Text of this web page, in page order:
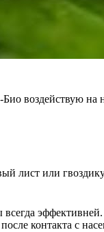
Био воздействую
лист или
контакта с